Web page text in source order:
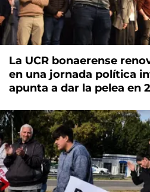
La UCR bonaerense
en una jornada política
apunta a dar la pelea en